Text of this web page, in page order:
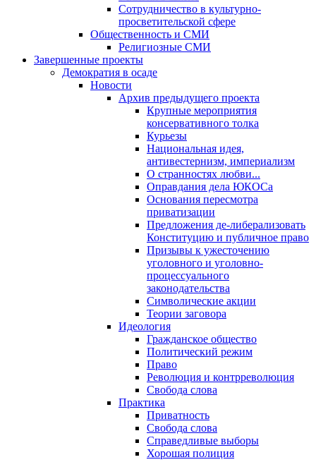
Сотрудничество в культурно-
просветительской сфере
Общественность и СМИ
Религиозные СМИ
Завершенные проекты
Демократия в осаде
Новости
Архив предыдущего проекта
Крупные мероприятия
консервативного толка
Курьезы
Национальная идея,
антивестернизм, империализм
О странностях любви...
Оправдания дела ЮКОСа
Основания пересмотра
приватизации
Предложения де-либерализовать
Конституцию и публичное право
Призывы к ужесточению
уголовного и уголовно-
процессуального
законодательства
Символические акции
Теории заговора
Идеология
Гражданское общество
Политический режим
Право
Революция и контрреволюция
Свобода слова
Практика
Приватность
Свобода слова
Справедливые выборы
Хорошая полиция